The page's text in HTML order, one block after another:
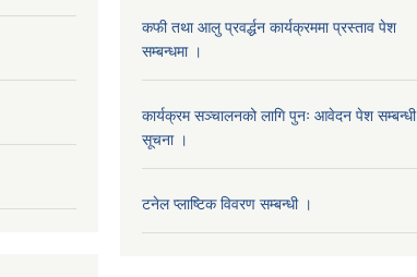
कफी तथा आलु प्रवर्द्धन कार्यक्रममा प्रस्ताव पेश
सम्बन्धमा ।
कार्यक्रम सञ्चालनको लागि पुनः आवेदन पेश सम्बन्धी
सूचना ।
टनेल प्लाष्टिक विवरण सम्बन्धी ।